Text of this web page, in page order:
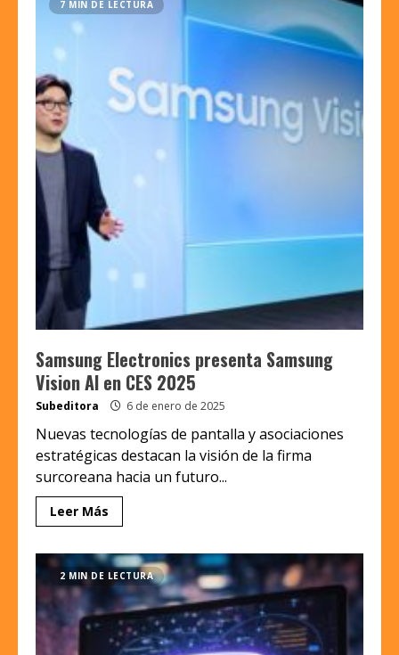
7 MIN DE LECTURA
Samsung Electronics presenta Samsung
Vision AI en CES 2025
Subeditora 6 de enero de 2025
Nuevas tecnologías de pantalla y asociaciones
estratégicas destacan la visión de la firma
surcoreana hacia un futuro...
Leer Más
2 MIN DE LECTURA